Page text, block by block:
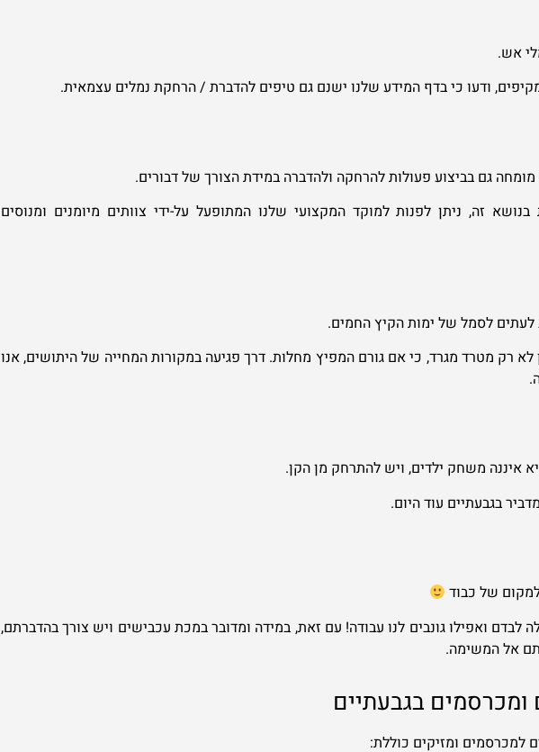
אש.
ודעו כי בדף המידע שלנו ישנם גם טיפים להדברת / הרחקת נמלים עצמאית.
גם בביצוע פעולות להרחקה ולהדברה במידת הצורך של דבורים.
זה, ניתן לפנות למוקד המקצועי שלנו המתופעל על-ידי צוותים מיומנים ומנוסים
לסמל של ימות הקיץ החמים.
לא רק מטרד מגרד, כי אם גורם המפיץ מחלות. דרך פגיעה במקורות המחייה של היתושים, אנו
איננה משחק ילדים, ויש להתרחק מן הקן.
בגבעתיים עוד היום.
של כבוד
לבדם ואפילו גונבים לנו עבודה! עם זאת, במידה ומדובר במכת עכבישים ויש צורך בהדברתם,
אל המשימה.
ומכרסמים בגבעתיים
למכרסמים ומזיקים כוללת: